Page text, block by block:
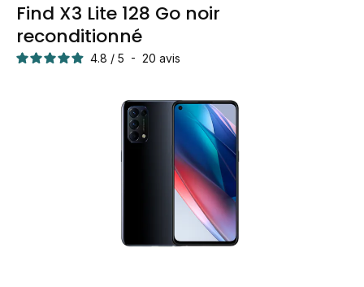
Find X3 Lite 128 Go noir
reconditionné
4.8 / 5 - 20 avis